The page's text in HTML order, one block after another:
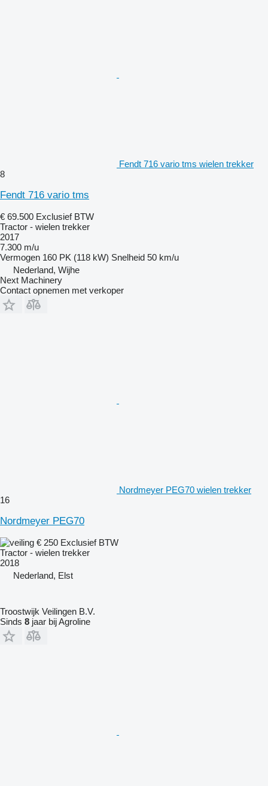
Fendt 716 vario tms wielen trekker
8
Fendt 716 vario tms
€ 69.500 Exclusief BTW
Tractor - wielen trekker
2017
7.300 m/u
Vermogen 160 PK (118 kW) Snelheid 50 km/u
Nederland, Wijhe
Next Machinery
Contact opnemen met verkoper
Nordmeyer PEG70 wielen trekker
16
Nordmeyer PEG70
€ 250 Exclusief BTW
Tractor - wielen trekker
2018
Nederland, Elst
Troostwijk Veilingen B.V.
Sinds 8 jaar bij Agroline